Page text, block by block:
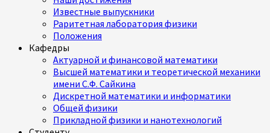
Известные выпускники
Раритетная лаборатория физики
Положения
Кафедры
Актуарной и финансовой математики
Высшей математики и теоретической механики
имени С.Ф. Сайкина
Дискретной математики и информатики
Общей физики
Прикладной физики и нанотехнологий